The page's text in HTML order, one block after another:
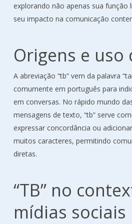
explorando não apenas sua função
seu impacto na comunicação
Origens e uso
A abreviação “tb” vem da palavra
comumente em português para
em conversas. No rápido mundo
mensagens de texto, “tb” serve
expressar concordância ou
muitos caracteres, permitindo
diretas.
“TB” no
mídias sociais